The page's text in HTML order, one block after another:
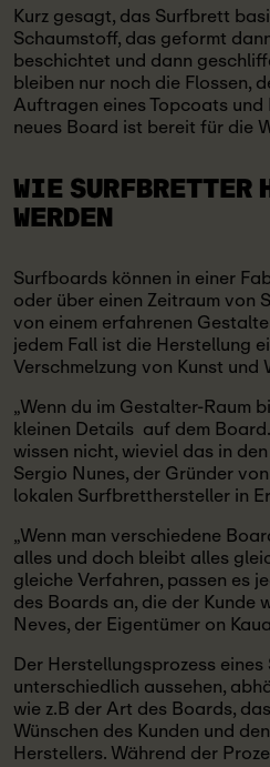
Kurz gesagt, das Surfbrett
Schaumstoff, das geformt
beschichtet und dann
bleiben nur noch die Flossen,
Auftragen eines Topcoats und
neues Board ist bereit für die
WIE SURFBRETTER
WERDEN
Surfboards können in einer
oder über einen Zeitraum von
von einem erfahrenen
jedem Fall ist die Herstellung
Verschmelzung von Kunst und
„Wenn du im Gestalter-Raum
kleinen Details auf dem
wissen nicht, wieviel das in
Sergio Nunes, der Gründer
lokalen Surfbretthersteller in
„Wenn man verschiedene
alles und doch bleibt alles
gleiche Verfahren, passen es
des Boards an, die der Kunde
Neves, der Eigentümer on
Der Herstellungsprozess
unterschiedlich aussehen,
wie z.B der Art des Boards,
Wünschen des Kunden und
Herstellers. Während der